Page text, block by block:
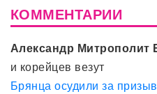
КОММЕНТАРИИ
Александр Митрополит
и корейцев везут
Брянца осудили за